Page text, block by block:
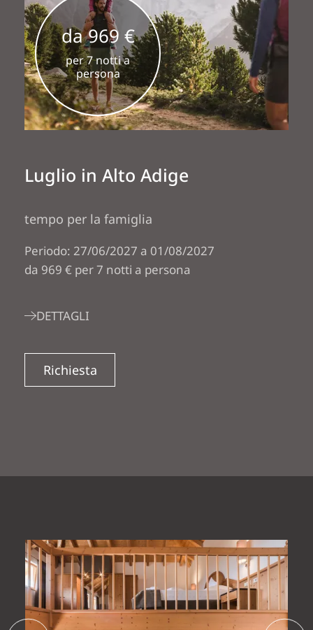
Luglio in Alto Adige
tempo per la famiglia
Periodo: 27/06/2027 a 01/08/2027
da 969 € per 7 notti a persona
DETTAGLI
Richiesta
da 969 €
per 7 notti a
persona